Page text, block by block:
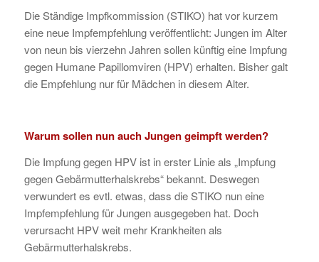
Die Ständige Impfkommission (STIKO) hat vor kurzem
eine neue Impfempfehlung veröffentlicht: Jungen im Alter
von neun bis vierzehn Jahren sollen künftig eine Impfung
gegen Humane Papillomviren (HPV) erhalten. Bisher galt
die Empfehlung nur für Mädchen in diesem Alter.
Warum sollen nun auch Jungen geimpft werden?
Die Impfung gegen HPV ist in erster Linie als „Impfung
gegen Gebärmutterhalskrebs“ bekannt. Deswegen
verwundert es evtl. etwas, dass die STIKO nun eine
Impfempfehlung für Jungen ausgegeben hat. Doch
verursacht HPV weit mehr Krankheiten als
Gebärmutterhalskrebs.